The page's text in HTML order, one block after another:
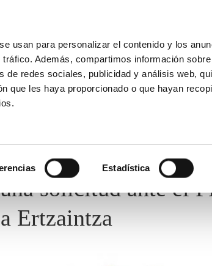
usan para personalizar el contenido y los
Además, compartimos información
de redes sociales, publicidad y análisis web,
que les haya proporcionado o que hayan
Estadística
solicitud ante el
Ertzaintza